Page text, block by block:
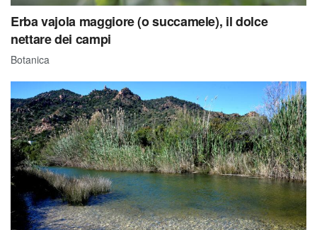
Erba vajola maggiore (o succamele), il dolce
nettare dei campi
Botanica